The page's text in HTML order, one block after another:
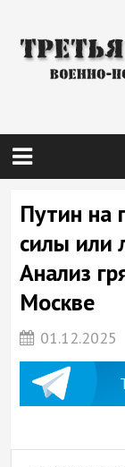
Путин на
силы или
Анализ
Москве
01.12.2025